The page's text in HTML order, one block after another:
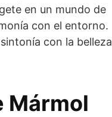
en un mundo de
con el entorno.
con la belleza
Mármol